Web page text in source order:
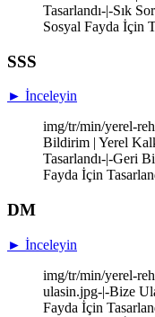
Tasarlandı-|-Sık
Sosyal Fayda İçin
SSS
► İnceleyin
img/tr/min/yerel-
Bildirim | Yerel
Tasarlandı-|-Geri
Fayda İçin
DM
► İnceleyin
img/tr/min/yerel-
ulasin.jpg-|-Bize
Fayda İçin